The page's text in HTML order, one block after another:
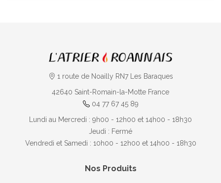
1 route de Noailly RN7 Les Baraques
42640 Saint-Romain-la-Motte France
04 77 67 45 89
Lundi au Mercredi : 9h00 - 12h00 et 14h00 - 18h30
Jeudi : Fermé
Vendredi et Samedi : 10h00 - 12h00 et 14h00 - 18h30
Nos Produits